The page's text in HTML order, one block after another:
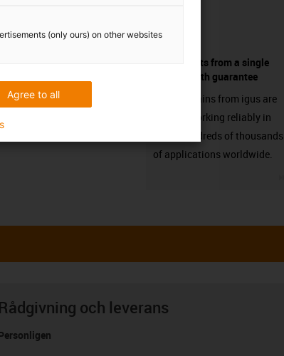
components from a single
source - with guarantee
Energy chains from igus are
already working reliably in
many hundreds of thousands
of applications worldwide.
Rådgivning och leverans
(only ours) on other websites
Agree to all